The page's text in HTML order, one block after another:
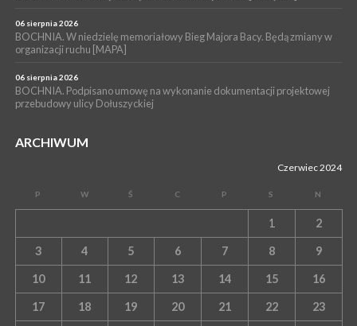
06 sierpnia 2026
BOCHNIA. W niedzielę memoriałowy Bieg Majora Bacy. Będą zmiany w
organizacji ruchu [MAPA]
06 sierpnia 2026
BOCHNIA. Podpisano umowę na wykonanie dokumentacji projektowej
przebudowy ulicy Dołuszyckiej
ARCHIWUM
Czerwiec 2024
P W Ś C P S N
1 2
3 4 5 6 7 8 9
10 11 12 13 14 15 16
17 18 19 20 21 22 23